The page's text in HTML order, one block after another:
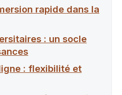
rapide dans la
: un socle
: flexibilité et